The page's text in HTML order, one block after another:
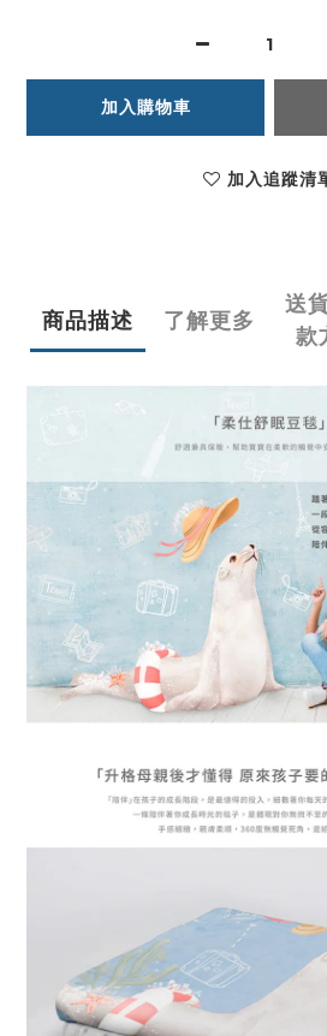
加入購物車
加入追蹤清
商品描述 了解更多
送
款